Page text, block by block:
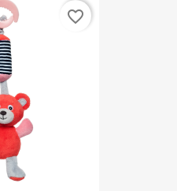
favorite_border